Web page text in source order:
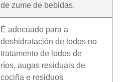
de zume de bebidas.
É adecuado para a
deshidratación de lodos no
tratamento de lodos de
ríos, augas residuais de
cociña e residuos